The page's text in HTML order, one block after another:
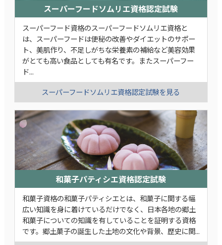
スーパーフードソムリエ資格認定試験
スーパーフード資格のスーパーフードソムリエ資格と
は、スーパーフードは便秘の改善やダイエットのサポー
ト、美肌作り、不足しがちな栄養素の補給など美容効果
がとても高い食品としても有名です。またスーパーフー
ド...
スーパーフードソムリエ資格認定試験を見る
和菓子パティシエ資格認定試験
和菓子資格の和菓子パティシエとは、和菓子に関する幅
広い知識を身に着けているだけでなく、日本各地の郷土
和菓子についての知識を有していることを証明する資格
です。郷土菓子の誕生した土地の文化や背景、歴史に関...